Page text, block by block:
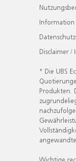
Information
Disclaimer /
* Die UBS
Produkten.